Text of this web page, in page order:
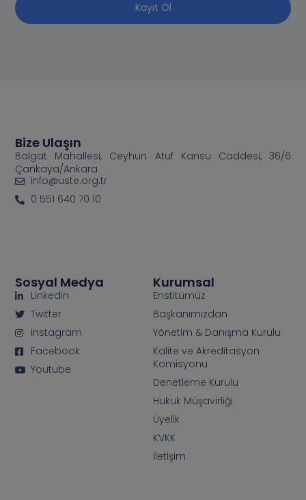
Kayıt Ol
Kurumsal
Enstitümüz
Başkanımızdan
Yönetim & Danışma Kurulu
Kalite ve Akreditasyon
Komisyonu
Denetleme Kurulu
Hukuk Müşavirliği
Üyelik
KVKK
İletişim
Sosyal Medya
Linkedin
Twitter
Instagram
Facebook
Youtube
Bize Ulaşın
Balgat Mahallesi, Ceyhun Atuf Kansu Caddesi, 36/6
Çankaya/Ankara
info@uste.org.tr
0 551 640 70 10